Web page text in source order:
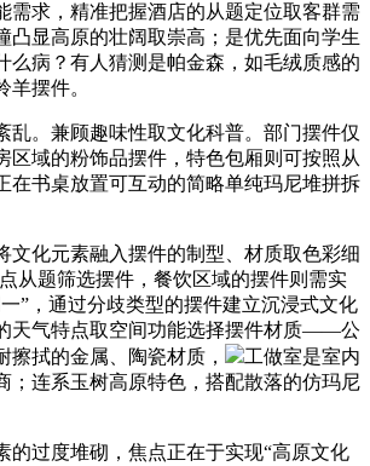
需求，精准把握酒店的从题定位取客群需
凸显高原的壮阔取崇高；是优先面向学生
么病？有人猜测是帕金森，如毛绒质感的
羊摆件。
。兼顾趣味性取文化科普。部门摆件仅
区域的粉饰品摆件，特色包厢则可按照从
在书桌放置可互动的简略单纯玛尼堆拼拆
化元素融入摆件的制型、材质取色彩细
从题筛选摆件，餐饮区域的摆件则需实
”，通过分歧类型的摆件建立沉浸式文化
天气特点取空间功能选择摆件材质——公
擦拭的金属、陶瓷材质，
工做室是室内
；连系玉树高原特色，搭配散落的仿玛尼
过度堆砌，焦点正在于实现“高原文化